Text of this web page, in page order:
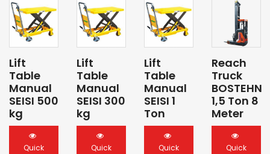
Lift
Table
Manual
SEISI 500
kg
Quick
Lift
Table
Manual
SEISI 300
kg
Quick
Lift
Table
Manual
SEISI 1
Ton
Quick
Reach
Truck
BOSTEHN
1,5 Ton 8
Meter
Quick